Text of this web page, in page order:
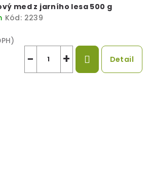
med z jarního lesa 500 g
Kód: 2239
+
− Detail